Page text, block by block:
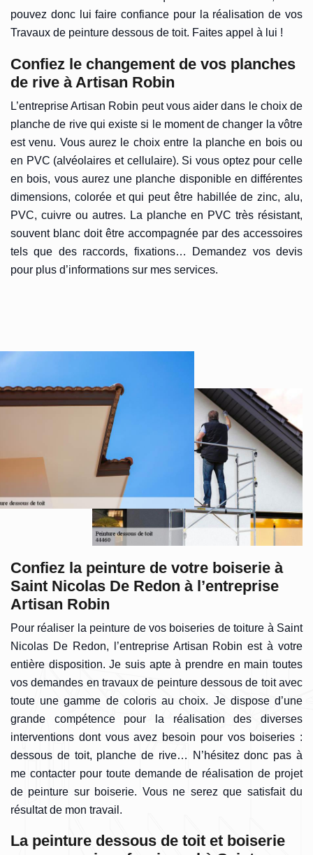
pouvez donc lui faire confiance pour la réalisation de vos
Travaux de peinture dessous de toit. Faites appel à lui !
Confiez le changement de vos planches
de rive à Artisan Robin
L’entreprise Artisan Robin peut vous aider dans le choix de
planche de rive qui existe si le moment de changer la vôtre
est venu. Vous aurez le choix entre la planche en bois ou
en PVC (alvéolaires et cellulaire). Si vous optez pour celle
en bois, vous aurez une planche disponible en différentes
dimensions, colorée et qui peut être habillée de zinc, alu,
PVC, cuivre ou autres. La planche en PVC très résistant,
souvent blanc doit être accompagnée par des accessoires
tels que des raccords, fixations… Demandez vos devis
pour plus d’informations sur mes services.
Confiez la peinture de votre boiserie à
Saint Nicolas De Redon à l’entreprise
Artisan Robin
Pour réaliser la peinture de vos boiseries de toiture à Saint
Nicolas De Redon, l’entreprise Artisan Robin est à votre
entière disposition. Je suis apte à prendre en main toutes
vos demandes en travaux de peinture dessous de toit avec
toute une gamme de coloris au choix. Je dispose d’une
grande compétence pour la réalisation des diverses
interventions dont vous avez besoin pour vos boiseries :
dessous de toit, planche de rive… N’hésitez donc pas à
me contacter pour toute demande de réalisation de projet
de peinture sur boiserie. Vous ne serez que satisfait du
résultat de mon travail.
La peinture dessous de toit et boiserie